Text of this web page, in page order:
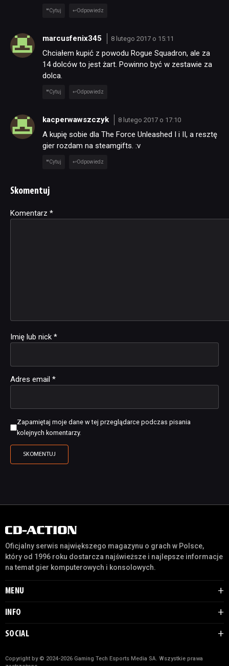
Cytuj Odpowiedz
marcusfenix345 8 lutego 2017 o 15:11
Chciałem kupić z powodu Rogue Squadron, ale za
14 dolców to jest żart. Powinno być w zestawie za
dolca.
Cytuj Odpowiedz
kacperwawszczyk 8 lutego 2017 o 17:10
A kupię sobie dla The Force Unleashed I i II, a resztę
gier rozdam na steamgifts. :v
Cytuj Odpowiedz
Skomentuj
Komentarz *
Imię lub nick *
Adres email *
Zapamiętaj moje dane w tej przeglądarce podczas pisania
kolejnych komentarzy.
Alternative:
Oficjalny serwis największego magazynu o grach w Polsce,
który od 1996 roku dostarcza najświeższe i najlepsze informacje
na temat gier komputerowych i konsolowych.
MENU
INFO
SOCIAL
Copyright by © 2024-2026 Gaming Tech Esports Media SA. Wszystkie prawa